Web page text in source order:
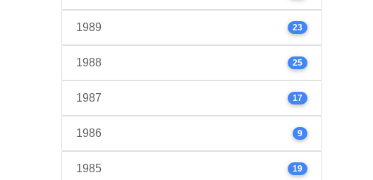
1989 23
1988 25
1987 17
1986 9
1985 19